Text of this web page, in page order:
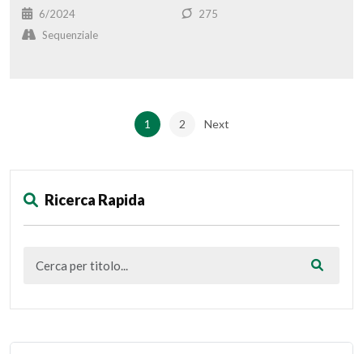
6/2024
275
Sequenziale
1 2 Next
Ricerca Rapida